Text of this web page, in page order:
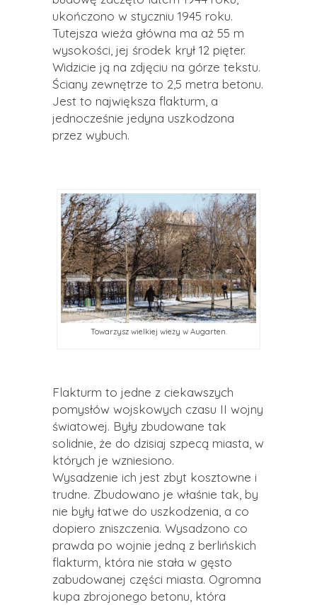
ukończono w styczniu 1945 roku.
Tutejsza wieża główna ma aż 55 m
wysokości, jej środek krył 12 pięter.
Widzicie ją na zdjęciu na górze tekstu.
Ściany zewnętrze to 2,5 metra betonu.
Jest to największa flakturm, a
jednocześnie jedyna uszkodzona
przez wybuch.
Towarzysz wielkiej wieży w Augarten.
Flakturm to jedne z ciekawszych
pomysłów wojskowych czasu II wojny
światowej. Były zbudowane tak
solidnie, że do dzisiaj szpecą miasta, w
których je wzniesiono.
Wysadzenie ich jest zbyt kosztowne i
trudne. Zbudowano je właśnie tak, by
nie były łatwe do uszkodzenia, a co
dopiero zniszczenia. Wysadzono co
prawda po wojnie jedną z berlińskich
flakturm, która nie stała w gęsto
zabudowanej części miasta. Ogromna
kupa zbrojonego betonu, która